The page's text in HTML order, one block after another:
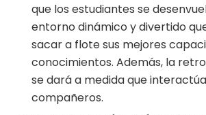
que los estudiantes se
entorno dinámico y divertido
sacar a flote sus mejores
conocimientos. Además, la
se dará a medida que
compañeros.